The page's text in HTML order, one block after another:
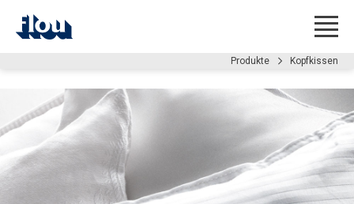
Produkte Kopfkissen